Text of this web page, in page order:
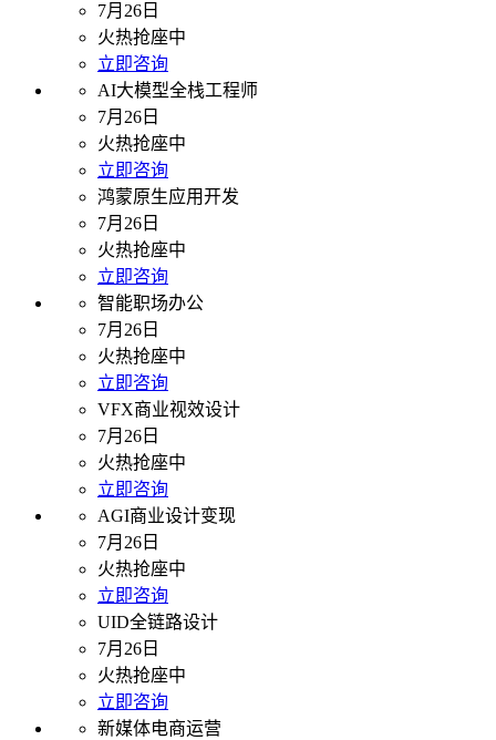
7月26日
火热抢座中
立即咨询
AI大模型全栈工程师
7月26日
火热抢座中
立即咨询
鸿蒙原生应用开发
7月26日
火热抢座中
立即咨询
智能职场办公
7月26日
火热抢座中
立即咨询
VFX商业视效设计
7月26日
火热抢座中
立即咨询
AGI商业设计变现
7月26日
火热抢座中
立即咨询
UID全链路设计
7月26日
火热抢座中
立即咨询
新媒体电商运营